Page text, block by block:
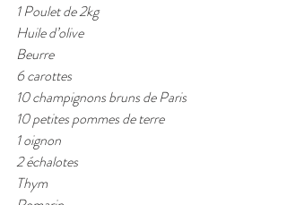
1 Poulet de 2kg
Huile d’olive
Beurre
6 carottes
10 champignons bruns de Paris
10 petites pommes de terre
1 oignon
2 échalotes
Thym